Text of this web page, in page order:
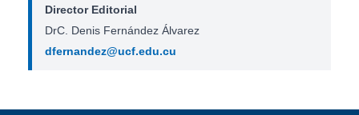
Director Editorial
DrC. Denis Fernández Álvarez
dfernandez@ucf.edu.cu